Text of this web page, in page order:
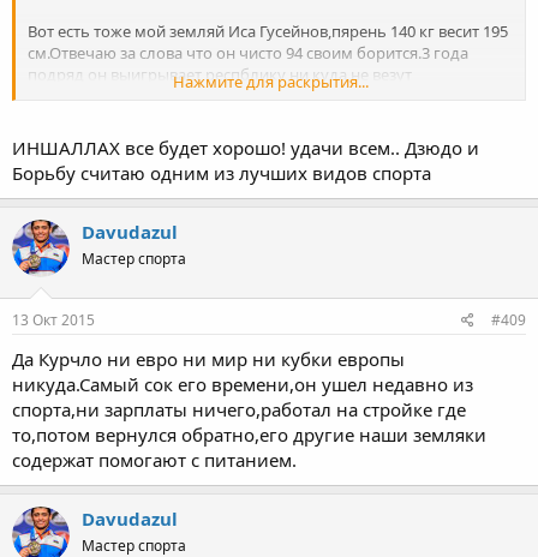
Вот есть тоже мой земляй Иса Гусейнов,пярень 140 кг весит 195
см.Отвечаю за слова что он чисто 94 своим борится.3 года
подряд он выигрывает респблику ни куда не везут
пацана,подтянутый такой,физика есть хорошая,надо просто
куда не везут его.Доняр айран кушает)витамины не дают)но
уже начала Хвала Аллаху.
Вот этот Иса
Нажмите для раскрытия...
ИНШАЛЛАХ все будет хорошо! удачи всем.. Дзюдо и
Борьбу считаю одним из лучших видов спорта
Davudazul
Мастер спорта
13 Окт 2015 #409
Да Курчло ни евро ни мир ни кубки европы
никуда.Самый сок его времени,он ушел недавно из
спорта,ни зарплаты ничего,работал на стройке где
то,потом вернулся обратно,его другие наши земляки
содержат помогают с питанием.
Davudazul
Мастер спорта